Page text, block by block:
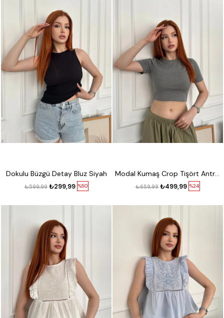
Dokulu Büzgü Detay Bluz Siyah
%50
₺299,99
₺599,99 %24
₺499,99
₺659,99